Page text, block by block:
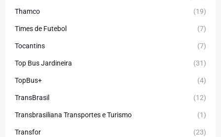
Thamco (19)
Times de Futebol (7)
Tocantins (7)
Top Bus Jardineira (31)
TopBus+ (4)
TransBrasil (12)
Transbrasiliana Transportes e Turismo (1)
Transfor (23)